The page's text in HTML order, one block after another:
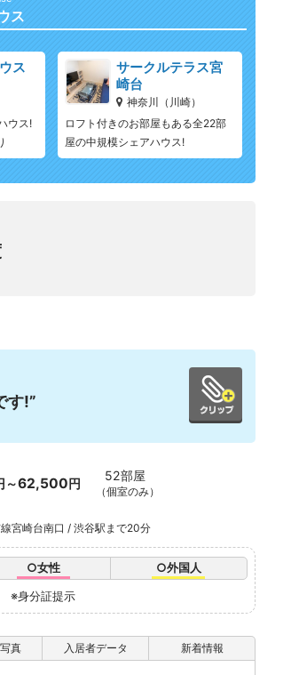
ス
ス
ウス!
サークルテラス宮
崎台
神奈川（川崎）
ロフト付きのお部屋もある全22部
屋の中規模シェアハウス!
す!”
～62,500円 52部屋
（個室のみ）
宮崎台南口 / 渋谷駅まで20分
○女性
○外国人
※身分証提示
真 入居者データ 新着情報